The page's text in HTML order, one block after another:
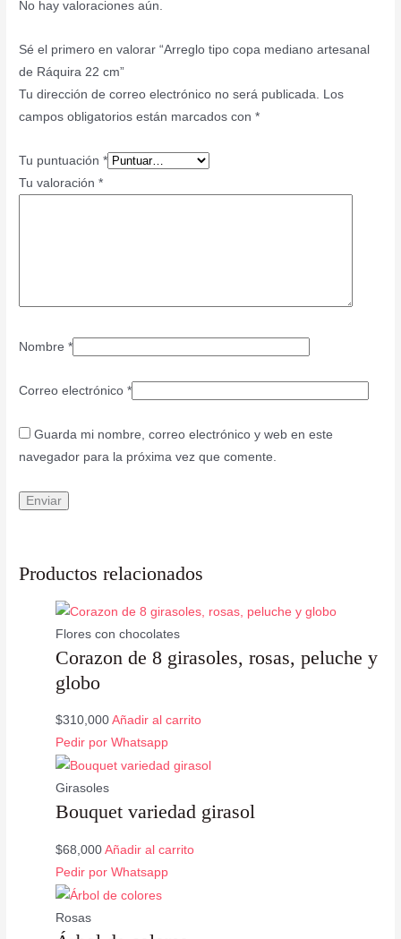
No hay valoraciones aún.
Sé el primero en valorar “Arreglo tipo copa mediano artesanal
de Ráquira 22 cm”
Tu dirección de correo electrónico no será publicada. Los
campos obligatorios están marcados con*
Tu puntuación*
Tu valoración*
Nombre*
Correo electrónico*
Guarda mi nombre, correo electrónico y web en este
navegador para la próxima vez que comente.
Productos relacionados
Flores con chocolates
Corazon de 8 girasoles, rosas, peluche y
globo
$310,000 Añadir al carrito
Pedir por Whatsapp
Girasoles
Bouquet variedad girasol
$68,000 Añadir al carrito
Pedir por Whatsapp
Rosas